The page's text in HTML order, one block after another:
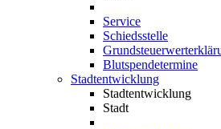
Service
Schiedsstelle
Blutspendetermine
Stadtentwicklung
Stadtentwicklung
Stadt